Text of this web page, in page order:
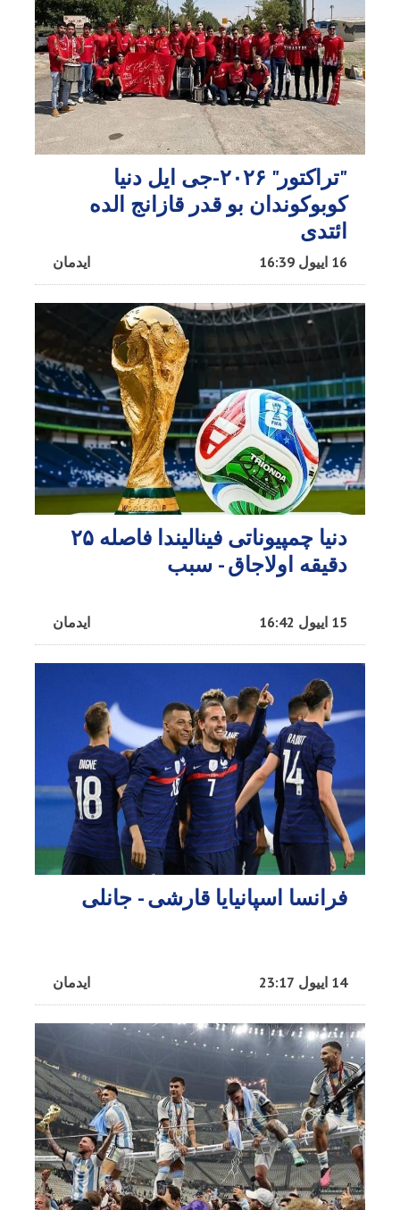
"تراکتور" ۲۰۲۶-جی ایل دنیا
کوبوکوندان بو قدر قازانج الده
ائتدی
ایدمان 16 اییول 16:39
دنیا چمپیوناتی فینالیندا فاصله ۲۵
دقیقه اولاجاق - سبب
ایدمان 15 اییول 16:42
فرانسا اسپانیایا قارشی - جانلی
ایدمان 14 اییول 23:17